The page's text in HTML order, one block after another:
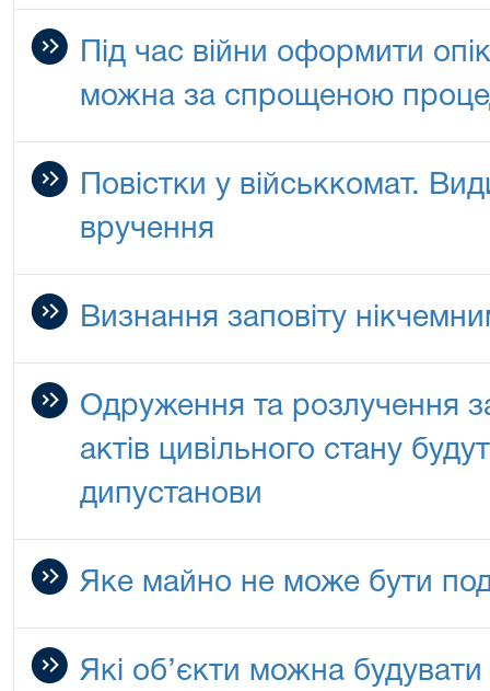
Під час війни оформити
можна за спрощеною
Повістки у військкомат.
вручення
Визнання заповіту
Одруження та розлучення
актів цивільного стану
дипустанови
Яке майно не може бути
Які об’єкти можна